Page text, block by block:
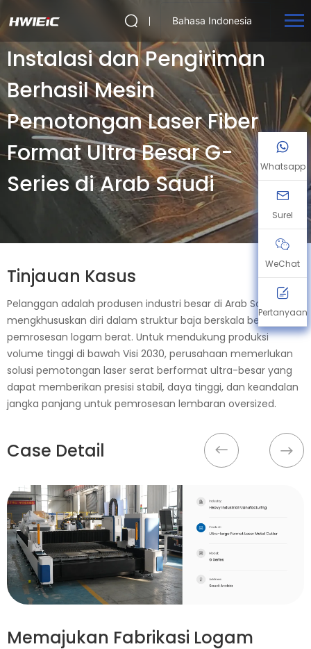
Bahasa Indonesia
Instalasi dan Pengiriman
Berhasil Mesin
Pemotongan Laser Fiber
Format Ultra Besar G-
Series di Arab Saudi
Tinjauan Kasus
Pelanggan adalah produsen industri besar di Arab Saudi yang
mengkhususkan diri dalam struktur baja berskala besar dan
pemrosesan logam berat. Untuk mendukung produksi
volume tinggi di bawah Visi 2030, perusahaan memerlukan
solusi pemotongan laser serat berformat ultra-besar yang
dapat memberikan presisi stabil, daya tinggi, dan keandalan
jangka panjang untuk pemrosesan lembaran oversized.
Case Detail
Memajukan Fabrikasi Logam
Whatsapp
Surel
WeChat
Pertanyaan